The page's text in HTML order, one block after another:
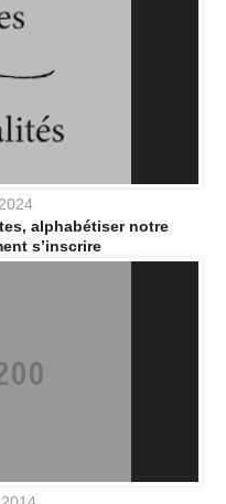
alphabétiser notre
s’inscrire